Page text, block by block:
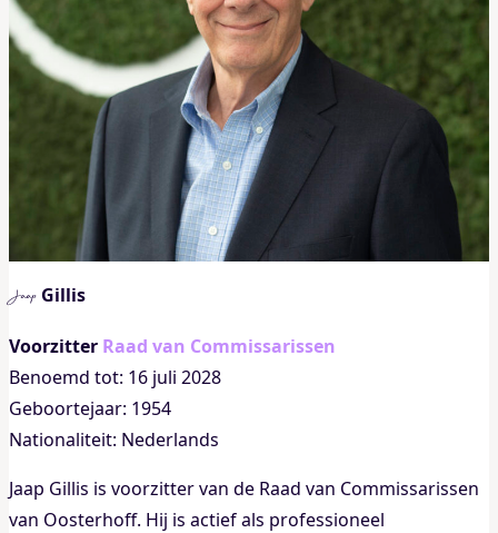
Jaap Gillis
Voorzitter Raad van Commissarissen
Benoemd tot: 16 juli 2028
Geboortejaar: 1954
Nationaliteit: Nederlands
Jaap Gillis is voorzitter van de Raad van Commissarissen
van Oosterhoff. Hij is actief als professioneel